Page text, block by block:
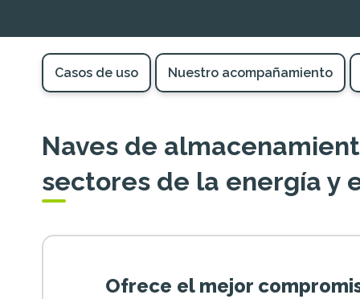
Casos de uso Nuestro acompañamiento
Naves de
sectores de la energía y
Ofrece el mejor